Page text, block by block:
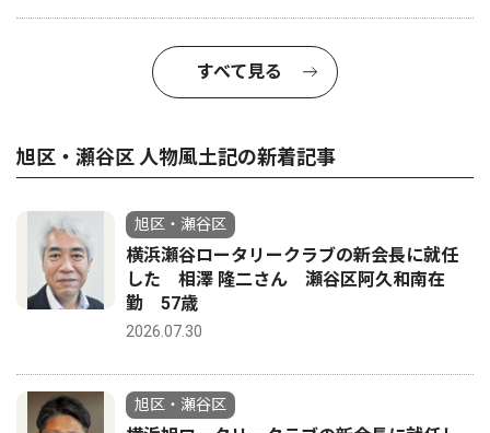
すべて見る
旭区・瀬谷区 人物風土記の新着記事
旭区・瀬谷区
横浜瀬谷ロータリークラブの新会長に就任
した 相澤 隆二さん 瀬谷区阿久和南在
勤 57歳
2026.07.30
旭区・瀬谷区